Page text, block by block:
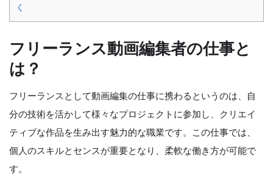
く
フリーランス動画編集者の仕事と
は？
フリーランスとして動画編集の仕事に携わるというのは、自
分の技術を活かして様々なプロジェクトに参加し、クリエイ
ティブな作品を生み出す魅力的な職業です。この仕事では、
個人のスキルとセンスが重要となり、柔軟な働き方が可能で
す。